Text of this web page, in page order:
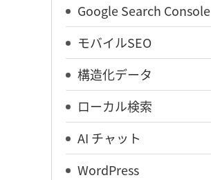
Google Search Console
モバイルSEO
構造化データ
ローカル検索
AI チャット
WordPress